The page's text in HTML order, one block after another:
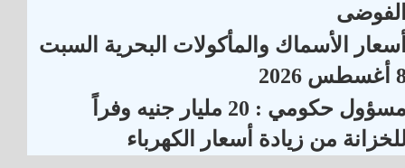
الأسماك والمأكولات البحرية السبت
2026
مسؤول حكومي : 20 مليار جنيه وفراً
من زيادة أسعار الكهرباء